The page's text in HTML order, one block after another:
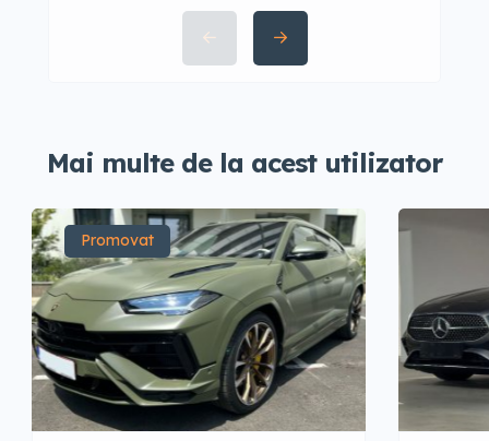
Mai multe de la acest utilizator
Promovat